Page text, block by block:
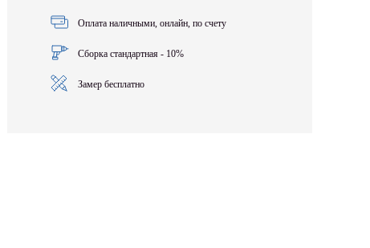
Оплата наличными, онлайн, по счету
Сборка стандартная - 10%
Замер бесплатно